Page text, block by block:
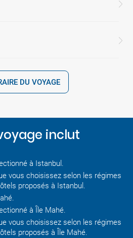
DU VOYAGE
inclut
à Istanbul.
vous choisissez selon les régimes
proposés à Istanbul.
à Île Mahé.
vous choisissez selon les régimes
proposés à Île Mahé.